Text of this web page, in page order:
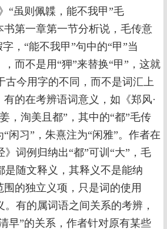
“虽则佩韘，能不我甲”毛
书第一章第一节分析说，毛传意
，“能不我甲”句中的“甲”当
而不是用“狎”来替换“甲”，这就
古今用字的不同，而不是词汇上
有的在考辨语词意义，如《郑风·
，洵美且都”，其中的“都”毛传
闲习”，朱熹注为“闲雅”。作者在
词例归纳出“都”可训“大”，毛
是随文释义，其释义不是能纳
围的独立义项，只是词的使用
。有的属词语之间关系的考辨，
早”的关系，作者针对原有某些